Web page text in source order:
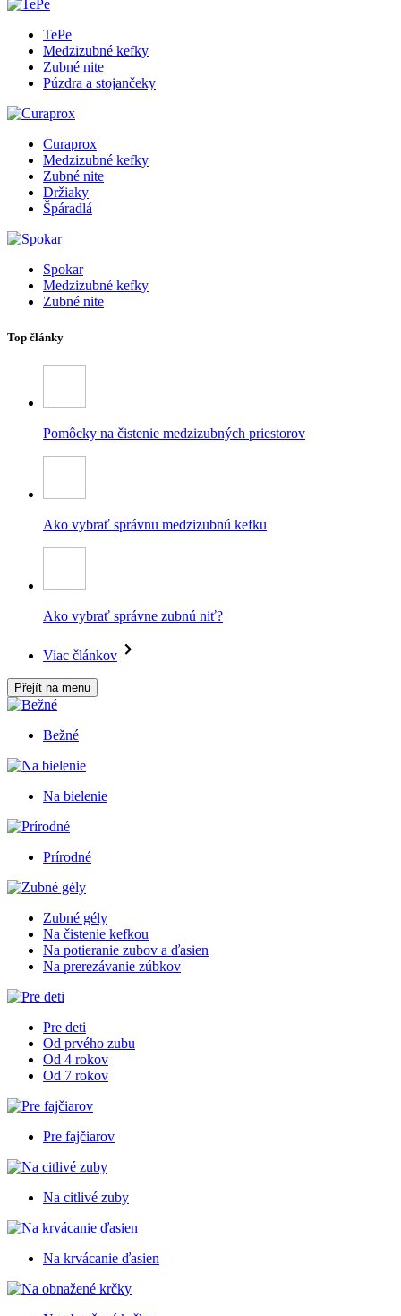
TePe
Medzizubné kefky
Zubné nite
Púzdra a stojančeky
Curaprox
Medzizubné kefky
Zubné nite
Držiaky
Špáradlá
Spokar
Medzizubné kefky
Zubné nite
Top články
Pomôcky na čistenie medzizubných priestorov
Ako vybrať správnu medzizubnú kefku
Ako vybrať správne zubnú niť?
Viac článkov
Přejít na menu
Bežné
Na bielenie
Prírodné
Zubné gély
Na čistenie kefkou
Na potieranie zubov a ďasien
Na prerezávanie zúbkov
Pre deti
Od prvého zubu
Od 4 rokov
Od 7 rokov
Pre fajčiarov
Na citlivé zuby
Na krvácanie ďasien